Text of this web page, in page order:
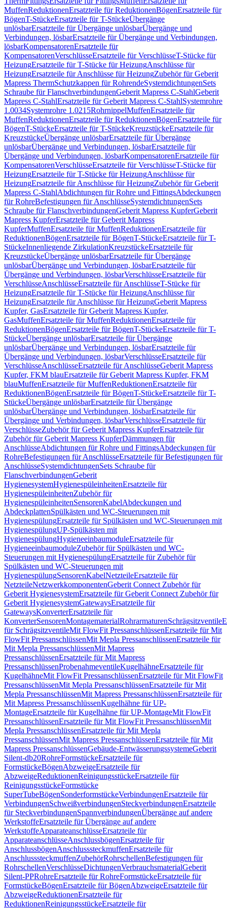
MuffenReduktionenErsatzteile für ReduktionenBögenErsatzteile für
BögenT-StückeErsatzteile für T-StückeÜbergänge
unlösbarErsatzteile für Übergänge unlösbarÜbergänge und
Verbindungen, lösbarErsatzteile für Übergänge und Verbindungen,
lösbarKompensatorenErsatzteile für
KompensatorenVerschlüsseErsatzteile für VerschlüsseT-Stücke für
HeizungErsatzteile für T-Stücke für HeizungAnschlüsse für
HeizungErsatzteile für Anschlüsse für HeizungZubehör für Geberit
Mapress ThermSchutzkappen für RohrendeSystemdichtungenSets
Schraube für FlanschverbindungenGeberit Mapress C-StahlGeberit
Mapress C-StahlErsatzteile für Geberit Mapress C-StahlSystemrohre
1.0034Systemrohre 1.0215RohrnippelMuffenErsatzteile für
MuffenReduktionenErsatzteile für ReduktionenBögenErsatzteile für
BögenT-StückeErsatzteile für T-StückeKreuzstückeErsatzteile für
KreuzstückeÜbergänge unlösbarErsatzteile für Übergänge
unlösbarÜbergänge und Verbindungen, lösbarErsatzteile für
Übergänge und Verbindungen, lösbarKompensatorenErsatzteile für
KompensatorenVerschlüsseErsatzteile für VerschlüsseT-Stücke für
HeizungErsatzteile für T-Stücke für HeizungAnschlüsse für
HeizungErsatzteile für Anschlüsse für HeizungZubehör für Geberit
Mapress C-StahlAbdichtungen für Rohre und FittingsAbdeckungen
für RohreBefestigungen für AnschlüsseSystemdichtungenSets
Schraube für FlanschverbindungenGeberit Mapress KupferGeberit
Mapress KupferErsatzteile für Geberit Mapress
KupferMuffenErsatzteile für MuffenReduktionenErsatzteile für
ReduktionenBögenErsatzteile für BögenT-StückeErsatzteile für T-
StückeInnenliegende ZirkulationKreuzstückeErsatzteile für
KreuzstückeÜbergänge unlösbarErsatzteile für Übergänge
unlösbarÜbergänge und Verbindungen, lösbarErsatzteile für
Übergänge und Verbindungen, lösbarVerschlüsseErsatzteile für
VerschlüsseAnschlüsseErsatzteile für AnschlüsseT-Stücke für
HeizungErsatzteile für T-Stücke für HeizungAnschlüsse für
HeizungErsatzteile für Anschlüsse für HeizungGeberit Mapress
Kupfer, GasErsatzteile für Geberit Mapress Kupfer,
GasMuffenErsatzteile für MuffenReduktionenErsatzteile für
ReduktionenBögenErsatzteile für BögenT-StückeErsatzteile für T-
StückeÜbergänge unlösbarErsatzteile für Übergänge
unlösbarÜbergänge und Verbindungen, lösbarErsatzteile für
Übergänge und Verbindungen, lösbarVerschlüsseErsatzteile für
VerschlüsseAnschlüsseErsatzteile für AnschlüsseGeberit Mapress
Kupfer, FKM blauErsatzteile für Geberit Mapress Kupfer, FKM
blauMuffenErsatzteile für MuffenReduktionenErsatzteile für
ReduktionenBögenErsatzteile für BögenT-StückeErsatzteile für T-
StückeÜbergänge unlösbarErsatzteile für Übergänge
unlösbarÜbergänge und Verbindungen, lösbarErsatzteile für
Übergänge und Verbindungen, lösbarVerschlüsseErsatzteile für
VerschlüsseZubehör für Geberit Mapress KupferErsatzteile für
Zubehör für Geberit Mapress KupferDämmungen für
AnschlüsseAbdichtungen für Rohre und FittingsAbdeckungen für
RohreBefestigungen für AnschlüsseErsatzteile für Befestigungen für
AnschlüsseSystemdichtungenSets Schraube für
FlanschverbindungenGeberit
HygienesystemHygienespüleinheitenErsatzteile für
HygienespüleinheitenZubehör für
HygienespüleinheitenSensorenKabelAbdeckungen und
AbdeckplattenSpülkästen und WC-Steuerungen mit
HygienespülungErsatzteile für Spülkästen und WC-Steuerungen mit
HygienespülungUP-Spülkästen mit
HygienespülungHygieneeinbaumoduleErsatzteile für
HygieneeinbaumoduleZubehör für Spülkästen und WC-
Steuerungen mit HygienespülungErsatzteile für Zubehör für
Spülkästen und WC-Steuerungen mit
HygienespülungSensorenKabelNetzteileErsatzteile für
NetzteileNetzwerkkomponentenGeberit Connect Zubehör für
Geberit HygienesystemErsatzteile für Geberit Connect Zubehör für
Geberit HygienesystemGatewaysErsatzteile für
GatewaysKonverterErsatzteile für
KonverterSensorenMontagematerialRohrarmaturenSchrägsitzventile
für SchrägsitzventileMit FlowFit PressanschlüssenErsatzteile für Mit
FlowFit PressanschlüssenMit Mepla PressanschlüssenErsatzteile für
Mit Mepla PressanschlüssenMit Mapress
PressanschlüssenErsatzteile für Mit Mapress
PressanschlüssenProbenahmeventileKugelhähneErsatzteile für
KugelhähneMit FlowFit PressanschlüssenErsatzteile für Mit FlowFit
PressanschlüssenMit Mepla PressanschlüssenErsatzteile für Mit
Mepla PressanschlüssenMit Mapress PressanschlüssenErsatzteile für
Mit Mapress PressanschlüssenKugelhähne für UP-
MontageErsatzteile für Kugelhähne für UP-MontageMit FlowFit
PressanschlüssenErsatzteile für Mit FlowFit PressanschlüssenMit
Mepla PressanschlüssenErsatzteile für Mit Mepla
PressanschlüssenMit Mapress PressanschlüssenErsatzteile für Mit
Mapress PressanschlüssenGebäude-EntwässerungssystemeGeberit
Silent-db20RohreFormstückeErsatzteile für
FormstückeBögenAbzweigeErsatzteile für
AbzweigeReduktionenReinigungsstückeErsatzteile für
ReinigungsstückeFormstücke
SuperTubeBögenSonderformstückeVerbindungenErsatzteile für
VerbindungenSchweißverbindungenSteckverbindungenErsatzteile
für SteckverbindungenSpannverbindungenÜbergänge auf andere
WerkstoffeErsatzteile für Übergänge auf andere
WerkstoffeApparateanschlüsseErsatzteile für
ApparateanschlüsseAnschlussbögenErsatzteile für
AnschlussbögenAnschlusssteckmuffenErsatzteile für
AnschlusssteckmuffenZubehörRohrschellenBefestigungen für
RohrschellenVerschlüsseDichtungenVerbrauchsmaterialGeberit
Silent-PPRohreErsatzteile für RohreFormstückeErsatzteile für
FormstückeBögenErsatzteile für BögenAbzweigeErsatzteile für
AbzweigeReduktionenErsatzteile für
ReduktionenReinigungsstückeErsatzteile für